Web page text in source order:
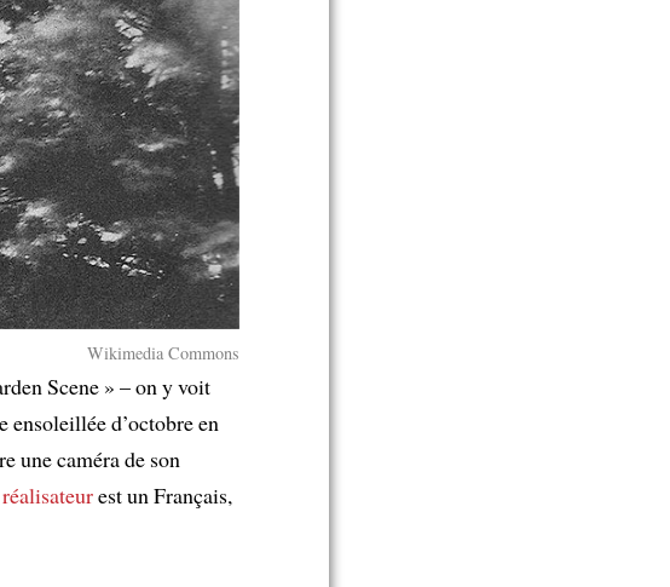
Wikimedia Commons
Scene » – on y voit
ensoleillée d’octobre en
une caméra de son
réalisateurest un Français,